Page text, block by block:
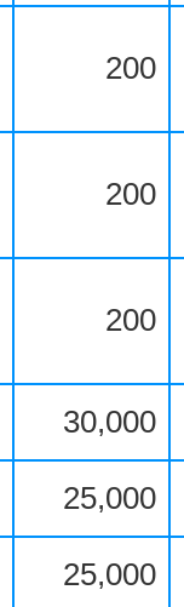
200
200
200
30,000
25,000
25,000